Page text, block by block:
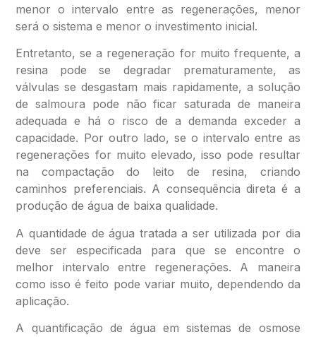
menor o intervalo entre as regenerações, menor
será o sistema e menor o investimento inicial.
Entretanto, se a regeneração for muito frequente, a
resina pode se degradar prematuramente, as
válvulas se desgastam mais rapidamente, a solução
de salmoura pode não ficar saturada de maneira
adequada e há o risco de a demanda exceder a
capacidade. Por outro lado, se o intervalo entre as
regenerações for muito elevado, isso pode resultar
na compactação do leito de resina, criando
caminhos preferenciais. A consequência direta é a
produção de água de baixa qualidade.
A quantidade de água tratada a ser utilizada por dia
deve ser especificada para que se encontre o
melhor intervalo entre regenerações. A maneira
como isso é feito pode variar muito, dependendo da
aplicação.
A quantificação de água em sistemas de osmose